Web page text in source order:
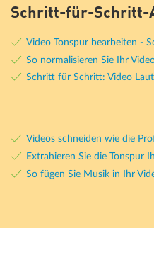
Schritt-für-Schritt-
Video Tonspur bearbeiten -
So normalisieren Sie Ihr
Schritt für Schritt: Video
Videos schneiden wie die
Extrahieren Sie die Tonspur
So fügen Sie Musik in Ihr